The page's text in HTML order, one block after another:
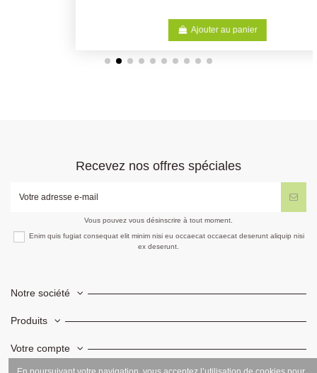
Ajouter au panier
Recevez nos offres spéciales
Vous pouvez vous désinscrire à tout moment.
Enim quis fugiat consequat elit minim nisi eu occaecat occaecat deserunt aliquip nisi
ex deserunt.
Notre société
Produits
Votre compte